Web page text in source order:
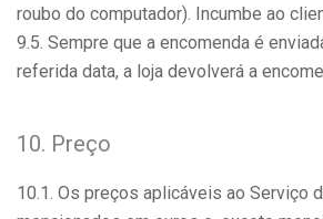
roubo do computador). Incumbe ao
9.5. Sempre que a encomenda é
referida data, a loja devolverá a
10. Preço
10.1. Os preços aplicáveis ao Serviço